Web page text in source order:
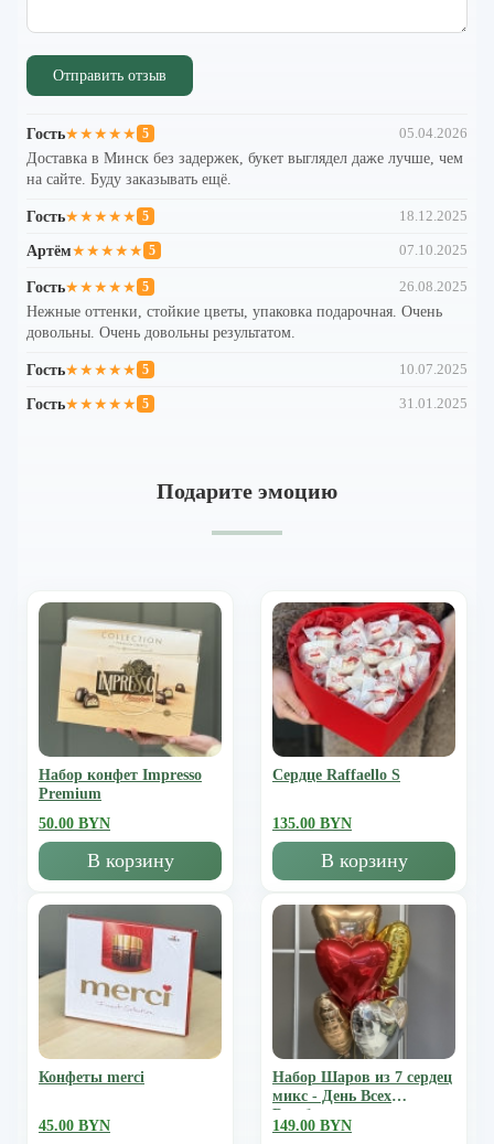
Отправить отзыв
Гость★★★★★ 5 05.04.2026
Доставка в Минск без задержек, букет выглядел даже лучше, чем
на сайте. Буду заказывать ещё.
Гость★★★★★ 5 18.12.2025
Артём★★★★★ 5 07.10.2025
Гость★★★★★ 5 26.08.2025
Нежные оттенки, стойкие цветы, упаковка подарочная. Очень
довольны. Очень довольны результатом.
Гость★★★★★ 5 10.07.2025
Гость★★★★★ 5 31.01.2025
Подарите эмоцию
Набор конфет Impresso
Premium
50.00 BYN
В корзину
Сердце Raffaello S
135.00 BYN
В корзину
Конфеты merci
45.00 BYN
Набор Шаров из 7 сердец
микс - День Всех
Влюбленных
149.00 BYN